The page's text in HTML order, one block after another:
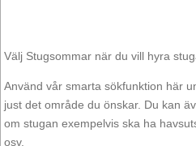
Välj Stugsommar när du vill hyra
Använd vår smarta sökfunktion här
just det område du önskar. Du kan
om stugan exempelvis ska ha
osv.